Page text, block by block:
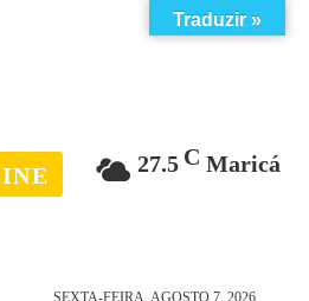
27.5 C Maricá
SEXTA-FEIRA, AGOSTO 7, 2026
Traduzir »